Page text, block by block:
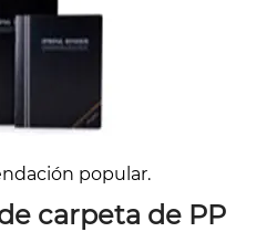
popular.
carpeta de PP